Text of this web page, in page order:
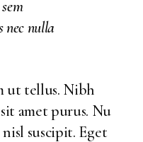
nec nulla
ut tellus. Nibh
amet purus. Nu
suscipit. Eget